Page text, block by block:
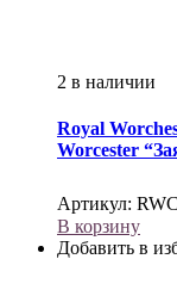
2 в наличии
Royal
Worcester
Артикул:
В корзину
Добавить в